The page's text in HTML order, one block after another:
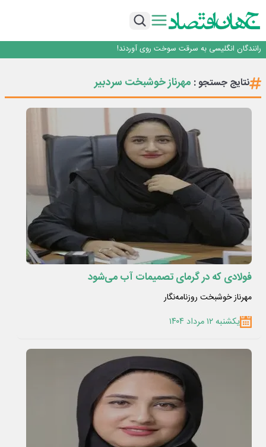
افزایش قیمت بلیت اتوبوس فصلی شد؟
رانندگان انگلیسی به سرقت سوخت روی آوردند!
روزنامه ۱۷ مرداد
افزایش قیمت بلیت اتوبوس فصلی شد؟
نتایج جستجو : مهرناز خوشبخت سردبیر
فولادی که در گرمای تصمیمات آب می‌شود
مهرناز خوشبخت روزنامه‌نگار
یکشنبه ۱۲ مرداد ۱۴۰۴